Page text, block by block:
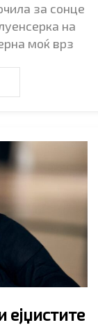
за сонце
на
моќ врз
ејџистите